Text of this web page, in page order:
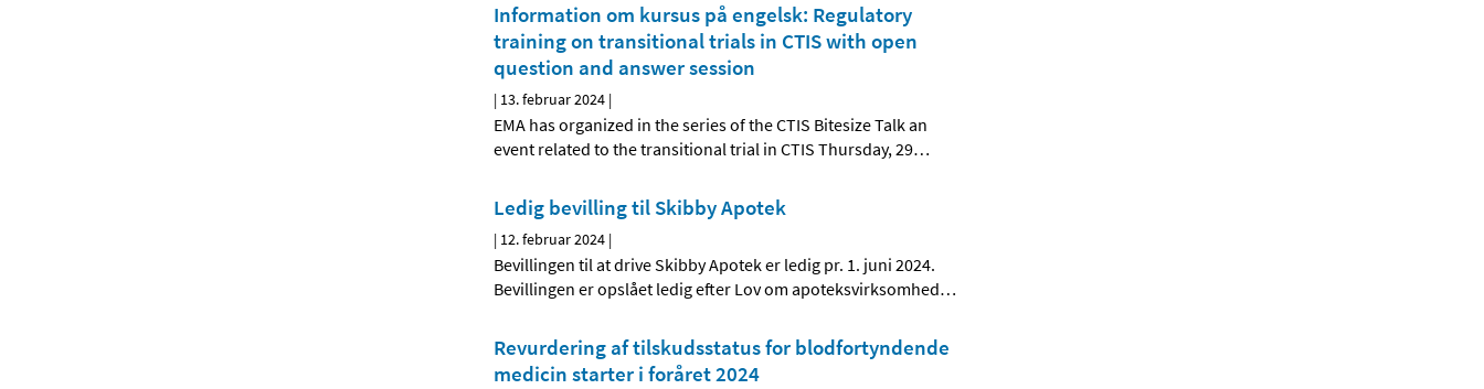
Information om kursus på engelsk: Regulatory
training on transitional trials in CTIS with open
question and answer session
| 13. februar 2024 |
EMA has organized in the series of the CTIS Bitesize Talk an
event related to the transitional trial in CTIS Thursday, 29…
Ledig bevilling til Skibby Apotek
| 12. februar 2024 |
Bevillingen til at drive Skibby Apotek er ledig pr. 1. juni 2024.
Bevillingen er opslået ledig efter Lov om apoteksvirksomhed…
Revurdering af tilskudsstatus for blodfortyndende
medicin starter i foråret 2024